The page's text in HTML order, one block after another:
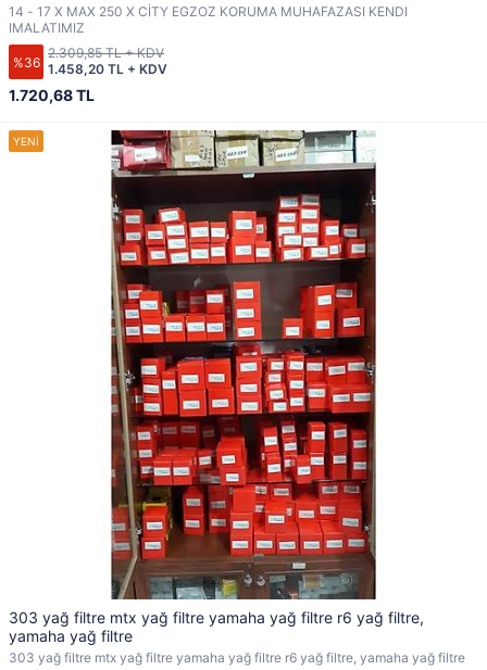
14 - 17 X MAX 250 X CİTY EGZOZ KORUMA MUHAFAZASI KENDI
IMALATIMIZ
%36
1.720,68 TL
1.458,20 TL + KDV
2.309,85 TL + KDV
303 yağ filtre mtx yağ filtre yamaha yağ filtre r6 yağ filtre,
yamaha yağ filtre
303 yağ filtre mtx yağ filtre yamaha yağ filtre r6 yağ filtre, yamaha yağ filtre